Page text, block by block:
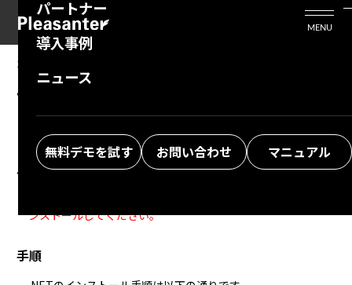
活用シーン
Enterprise Edition
パートナー
プリザンタービジネスを検討中の方
導入事例
ニュース
無料デモを試す お問い合わせ マニュアル
MENU
2026/01/13
.NET 10.0のインストール
.NET 10.0のインストール
ンストールしてください。
手順